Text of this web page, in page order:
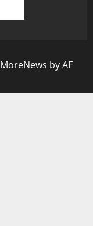
MoreNews by AF